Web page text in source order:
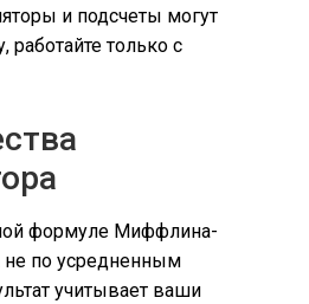
и подсчеты могут
работайте только с
формуле Миффлина-
по усредненным
учитывает ваши